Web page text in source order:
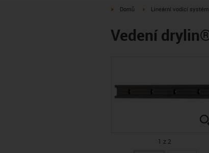
igus-icon-arrow-right
Domů igus-icon-arrow-right
Lineární vodicí
Vedení
1 z 2